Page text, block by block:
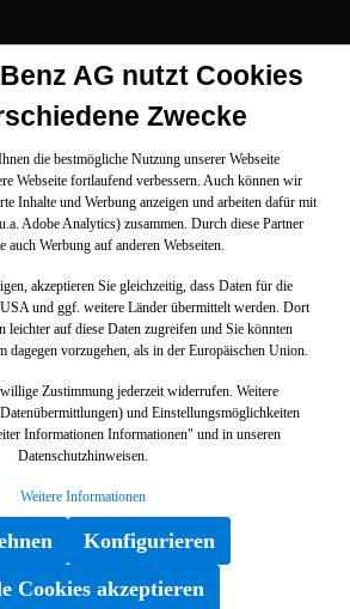
AG nutzt Cookies
Zwecke
die bestmögliche Nutzung unserer Webseite
Webseite fortlaufend verbessern. Auch können wir
Inhalte und Werbung anzeigen und arbeiten dafür mit
Adobe Analytics) zusammen. Durch diese Partner
auch Werbung auf anderen Webseiten.
akzeptieren Sie gleichzeitig, dass Daten für die
und ggf. weitere Länder übermittelt werden. Dort
leichter auf diese Daten zugreifen und Sie könnten
dagegen vorzugehen, als in der Europäischen Union.
Zustimmung jederzeit widerrufen. Weitere
und Einstellungsmöglichkeiten
Informationen Informationen" und in unseren
Datenschutzhinweisen.
Weitere Informationen
Konfigurieren
Cookies akzeptieren